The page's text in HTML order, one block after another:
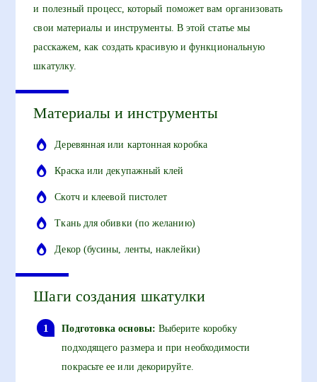
и полезный процесс, который поможет вам организовать
свои материалы и инструменты. В этой статье мы
расскажем, как создать красивую и функциональную
шкатулку.
Материалы и инструменты
Деревянная или картонная коробка
Краска или декупажный клей
Скотч и клеевой пистолет
Ткань для обивки (по желанию)
Декор (бусины, ленты, наклейки)
Шаги создания шкатулки
Подготовка основы: Выберите коробку
подходящего размера и при необходимости
покрасьте ее или декорируйте.